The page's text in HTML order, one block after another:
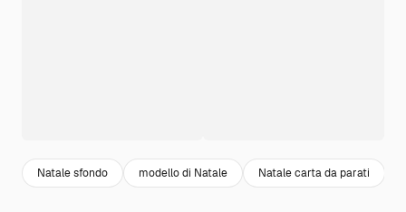
Natale sfondo modello di Natale Natale carta da parati